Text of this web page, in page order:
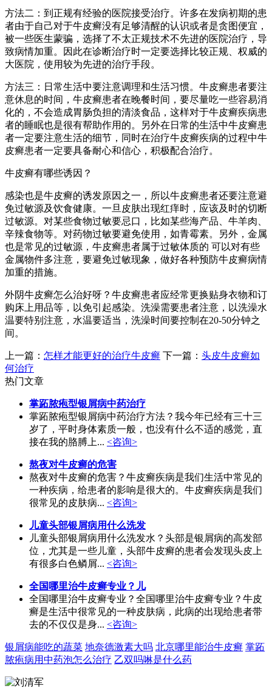
方法二：到正规有经验的医院接受治疗。许多在发病初期的患
者由于自己对于牛皮癣没有足够清醒的认识或者是贪图便宜，
被一些医生蒙骗，选择了不太正规技术不先进的医院治疗，导
致病情加重。因此在诊断治疗时一定要选择比较正规、权威的
大医院，使用较为先进的治疗手段。
方法三：日常生活中要注意调理和生活习惯。牛皮癣患者要注
意休息的时间，牛皮癣患者在晚餐时间，要尽量吃一些容易消
化的，不会造成胃肠负担的清淡食品，这样对于牛皮癣疾病患
者的睡眠也是很有帮助作用的。另外在日常的生活中牛皮癣患
者一定要注意生活的细节，同时在治疗牛皮癣疾病的过程中牛
皮癣患者一定要具备耐心和信心，积极配合治疗。
牛皮癣有哪些诱因？
感染也是牛皮癣的诱发原因之一，所以牛皮癣患者还要注意避
免过敏源及饮食健康。一旦皮肤出现红痒时，应该及时的切断
过敏源。对某些食物过敏要忌口，比如某些海产品、牛羊肉、
辛辣食物等。对药物过敏要避免使用，如青霉素。另外，金属
也是常见的过敏源，牛皮癣患者属于过敏体质的 可以对有些
金属物件多注意，要避免过敏现象，做好各种预防牛皮癣病情
加重的措施。
外阴牛皮癣怎么治好呀？牛皮癣患者应经常更换贴身衣物和订
购床上用品等，以免引起感染。洗澡需要患者注意，以洗澡水
温要特别注意，水温要适当，洗澡时间要控制在20-50分钟之
间。
上一篇： 怎样才能更好的治疗牛皮癣 下一篇： 头皮牛皮癣如
何治疗
热门文章
掌跖脓疱型银屑病中药治疗
掌跖脓疱型银屑病中药治疗方法？我今年已经有三十三
岁了，平时身体素质一般，也没有什么不适的感觉，直
接在我的胳膊上... <咨询>
熬夜对牛皮癣的危害
熬夜对牛皮癣的危害？牛皮癣疾病是我们生活中常见的
一种疾病，给患者的影响是很大的。牛皮癣疾病是我们
很常见的皮肤病... <咨询>
儿童头部银屑病用什么洗发
儿童头部银屑病用什么洗发水？头部是银屑病的高发部
位，尤其是一些儿童，头部牛皮癣的患者会发现头皮上
有很多白色鳞屑... <咨询>
全国哪里治牛皮癣专业？儿
全国哪里治牛皮癣专业？全国哪里治牛皮癣专业？牛皮
癣是生活中很常见的一种皮肤病，此病的出现给患者带
去的不仅仅是身... <咨询>
银屑病能吃的蔬菜 地奈德激素大吗 北京哪里能治牛皮癣 掌跖
脓疱病用中药泡怎么治疗 乙双吗啉是什么药